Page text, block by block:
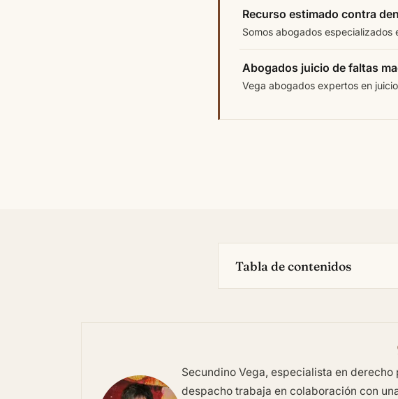
Recurso estimado contra
Somos abogados
Abogados juicio de faltas
Vega abogados expertos en
Tabla de contenidos
Secundino Vega, especialista en
despacho trabaja en colaboración con